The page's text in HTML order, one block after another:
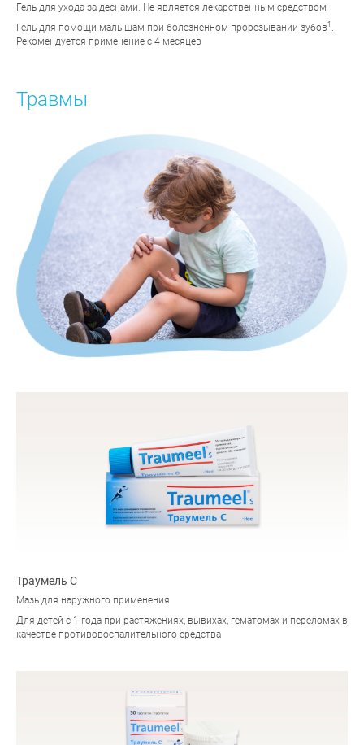
Гель для ухода за деснами. Не является лекарственным средством
Гель для помощи малышам при болезненном прорезывании зубов1
Рекомендуется применение с 4 месяцев
Травмы
Траумель С
Мазь для наружного применения
Для детей с 1 года при растяжениях, вывихах, гематомах и переломах в
качестве противовоспалительного средства